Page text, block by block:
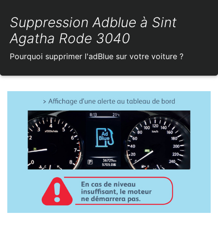
Suppression Adblue à Sint
Agatha Rode 3040
Pourquoi supprimer l'adBlue sur votre voiture ?